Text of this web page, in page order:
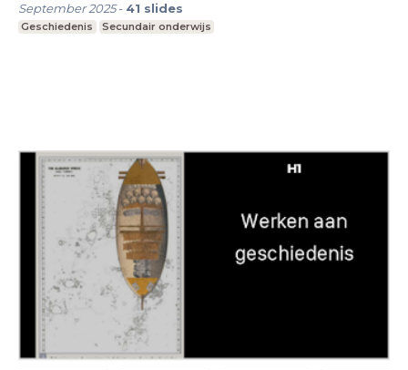
September 2025- 41 slides
Geschiedenis Secundair onderwijs